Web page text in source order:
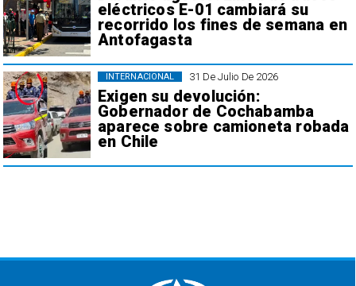
eléctricos E-01 cambiará su
recorrido los fines de semana en
Antofagasta
31 De Julio De 2026
Exigen su devolución:
Gobernador de Cochabamba
aparece sobre camioneta robada
en Chile
INTERNACIONAL